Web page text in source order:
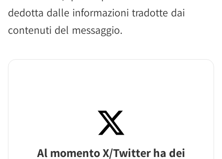
dedotta dalle informazioni tradotte dai
contenuti del messaggio.
Al momento X/Twitter ha dei